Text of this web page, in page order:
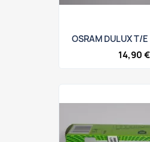
OSRAM DULUX T/
14,90 €